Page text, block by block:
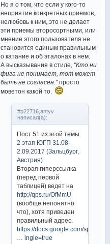
Но я о том, что если у кого-то
неприятие конкретных приемов,
нелюбовь к ним, это не делает
эти приемы второсортными, или
мнение этого пользователя не
становится единым правильным
о катание и об эталонах в нем.
А высказывания в стиле, "Кто ни
фига не понимает, тот может
быть не согласен."просто
моветон какой то.
#p22716,antyv
написал(а):
Пост 51 из этой темы
2 этап ЮГП 31.08-
2.09.2017 (Зальцбург,
Австрия)
Вторая гиперссылка
(перед первой
таблицей) ведет на
http://qps.ru/OfMmU
(вообще непонятно
что), хотя приведен
правильный адрес.
https://docs.google.com/
… ingle=true